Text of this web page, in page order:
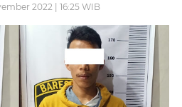
2022 | 16:25 WIB